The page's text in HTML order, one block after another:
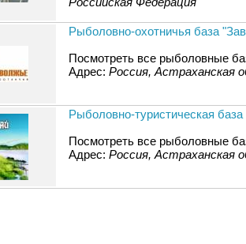
Рыболовно-охотничья база
Посмотреть все рыболовные
Адрес: Россия, Астраханская
Рыболовно-туристическая
Посмотреть все рыболовные
Адрес: Россия, Астраханская